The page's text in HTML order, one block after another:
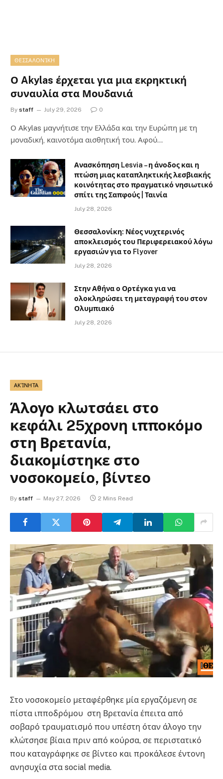
ΘΕΣΣΑΛΟΝΊΚΗ
Ο Akylas έρχεται για μια εκρηκτική
συναυλία στα Μουδανιά
By staff July 29, 2026 0
Ο Αkylas μαγνήτισε την Ελλάδα και την Ευρώπη με τη
μοναδική, καινοτόμα αισθητική του. Αφού…
Ανασκόπηση Lesvia – η άνοδος και η
πτώση μιας καταπληκτικής λεσβιακής
κοινότητας στο πραγματικό νησιωτικό
σπίτι της Σαπφούς | Ταινία
July 28, 2026
Θεσσαλονίκη: Νέος νυχτερινός
αποκλεισμός του Περιφερειακού λόγω
εργασιών για το Flyover
July 28, 2026
Στην Αθήνα ο Ορτέγκα για να
ολοκληρώσει τη μεταγραφή του στον
Ολυμπιακό
July 28, 2026
ΑΚΊΝΗΤΑ
Άλογο κλωτσάει στο
κεφάλι 25χρονη ιπποκόμο
στη Βρετανία,
διακομίστηκε στο
νοσοκομείο, βίντεο
By staff May 27, 2026 2 Mins Read
Στο νοσοκομείο μεταφέρθηκε μία εργαζόμενη σε
πίστα ιπποδρόμου στη Βρετανία έπειτα από
σοβαρό τραυματισμό που υπέστη όταν άλογο την
κλώτσησε βίαια πριν από κούρσα, σε περιστατικό
που καταγράφηκε σε βίντεο και προκάλεσε έντονη
ανησυχία στα social media.